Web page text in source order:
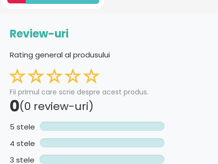
Review-uri
Rating general al produsului
Fii primul care scrie despre acest produs.
0(0 review-uri)
5 stele
4 stele
3 stele